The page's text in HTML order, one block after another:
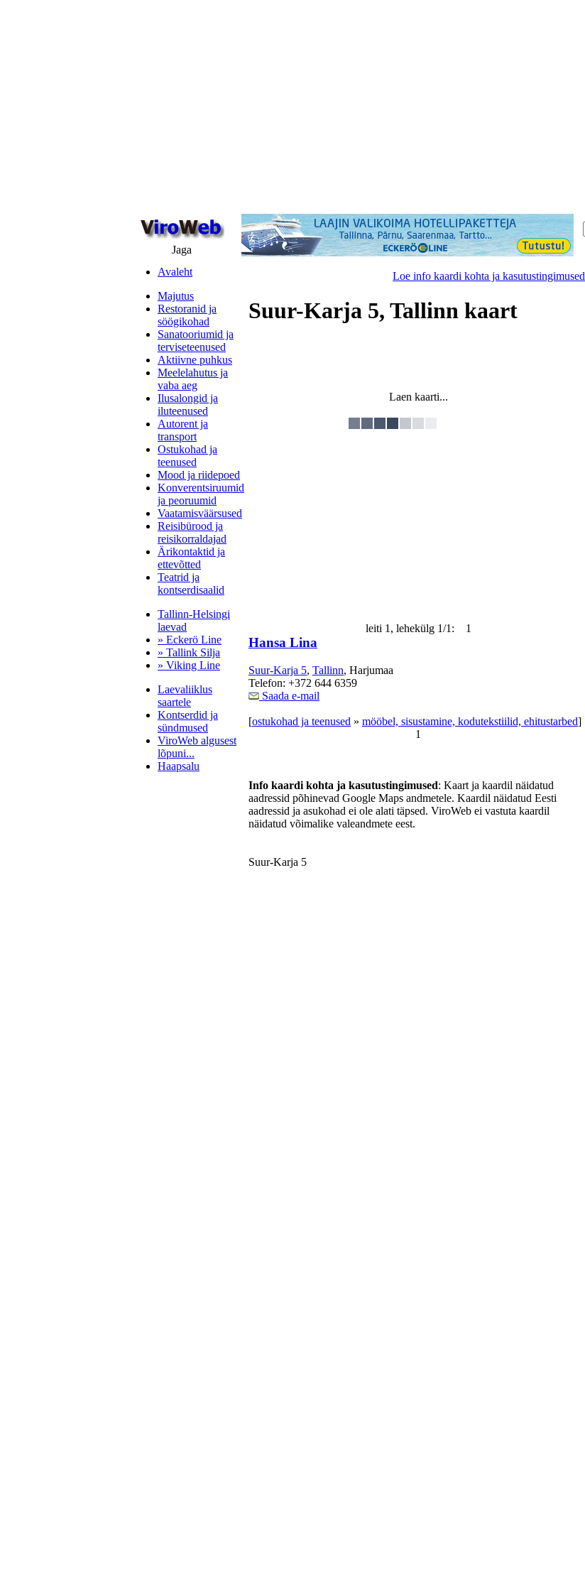
Jaga
Avaleht
Majutus
Restoranid ja
söögikohad
Sanatooriumid ja
terviseteenused
Aktiivne puhkus
Meelelahutus ja
vaba aeg
Ilusalongid ja
iluteenused
Autorent ja
transport
Ostukohad ja
teenused
Mood ja riidepoed
Konverentsiruumid
ja peoruumid
Vaatamisväärsused
Reisibürood ja
reisikorraldajad
Ärikontaktid ja
ettevõtted
Teatrid ja
kontserdisaalid
Tallinn-Helsingi
laevad
» Eckerö Line
» Tallink Silja
» Viking Line
Laevaliiklus
saartele
Kontserdid ja
sündmused
ViroWeb algusest
lõpuni...
Haapsalu
Loe info kaardi kohta ja kasutustingimused
Suur-Karja 5, Tallinn kaart
Laen kaarti...
leiti 1, lehekülg 1/1: 1
Hansa Lina
Suur-Karja 5, Tallinn, Harjumaa
Telefon: +372 644 6359
Saada e-mail
[ostukohad ja teenused » mööbel, sisustamine, kodutekstiilid, ehitustarbed]
1
Info kaardi kohta ja kasutustingimused: Kaart ja kaardil näidatud
aadressid põhinevad Google Maps andmetele. Kaardil näidatud Eesti
aadressid ja asukohad ei ole alati täpsed. ViroWeb ei vastuta kaardil
näidatud võimalike valeandmete eest.
Suur-Karja 5